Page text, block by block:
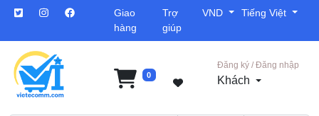
Giao
hàng
Trợ
giúp
VND Tiếng Việt
0
Đăng ký / Đăng nhập
Khách